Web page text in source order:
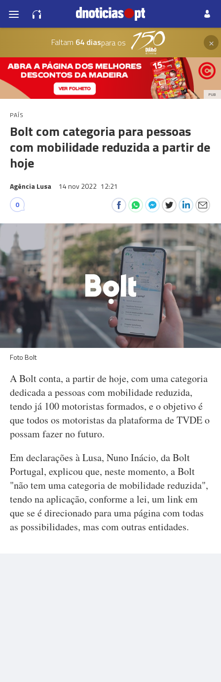
Faltam 64 diaspara os ×
PUB
PAÍS
Bolt com categoria para pessoas
com mobilidade reduzida a partir de
hoje
Agência Lusa 14 nov 2022 12:21
0
Foto Bolt
A Bolt conta, a partir de hoje, com uma categoria
dedicada a pessoas com mobilidade reduzida,
tendo já 100 motoristas formados, e o objetivo é
que todos os motoristas da plataforma de TVDE o
possam fazer no futuro.
Em declarações à Lusa, Nuno Inácio, da Bolt
Portugal, explicou que, neste momento, a Bolt
"não tem uma categoria de mobilidade reduzida",
tendo na aplicação, conforme a lei, um link em
que se é direcionado para uma página com todas
as possibilidades, mas com outras entidades.